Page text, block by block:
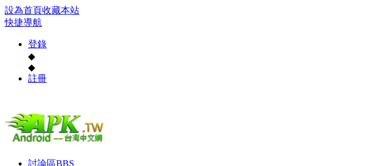
設為首頁收藏本站
快捷導航
登錄
◆
◆
註冊
討論區BBS